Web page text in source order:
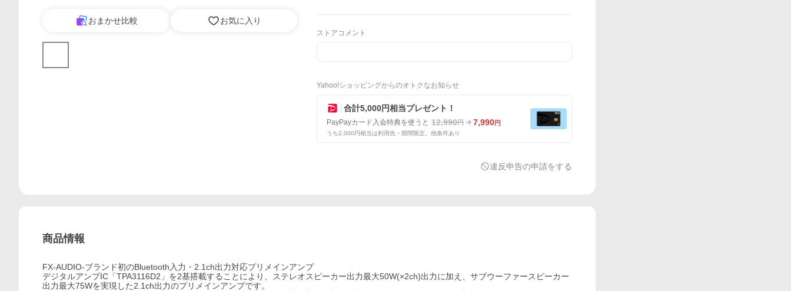
おまかせ比較 お気に入り
ストアコメント
Yahoo!ショッピングからのオトクなお知らせ
合計5,000円相当プレゼント！
PayPayカード入会特典を使うと 12,990円 7,990円
うち2,000円相当は利用先・期間限定。他条件あり
違反申告の申請をする
商品情報
FX-AUDIO-ブランド初のBluetooth入力・2.1ch出力対応プリメインアンプ
デジタルアンプIC「TPA3116D2」を2基搭載することにより、ステレオスピーカー出力最大50W(×2ch)出力に加え、サブウーファースピーカー
出力最大75Wを実現した2.1ch出力のプリメインアンプです。